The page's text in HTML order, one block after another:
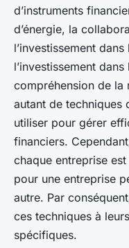
d’instruments
d’énergie, la
l’investissement
l’investissement
compréhension de la
autant de techniques
utiliser pour gérer
financiers.
chaque entreprise
pour une entreprise
autre. Par
ces techniques à
spécifiques.